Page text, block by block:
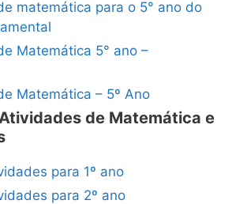
matemática para o 5° ano do
Matemática 5° ano –
Matemática – 5º Ano
de Matemática e
para 1º ano
para 2º ano